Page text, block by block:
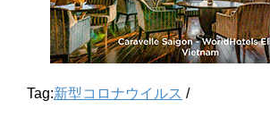
Tag:新型コロナウイルス /